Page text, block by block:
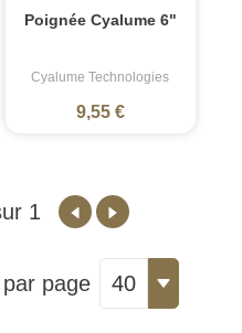
Poignée Cyalume 6"
Cyalume Technologies
9,55 €
1
page 40